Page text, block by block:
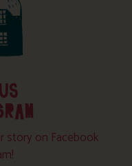
story on Facebook